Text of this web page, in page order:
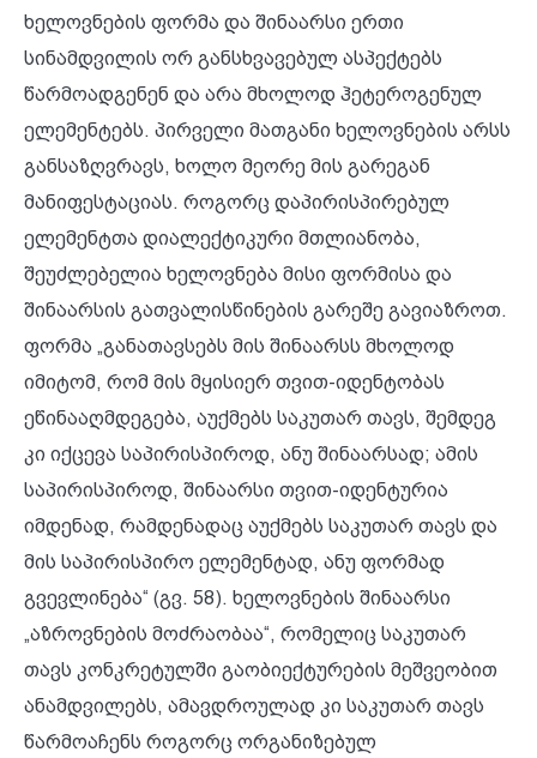
ხელოვნების ფორმა და შინაარსი ერთი
სინამდვილის ორ განსხვავებულ ასპექტებს
წარმოადგენენ და არა მხოლოდ ჰეტეროგენულ
ელემენტებს. პირველი მათგანი ხელოვნების არსს
განსაზღვრავს, ხოლო მეორე მის გარეგან
მანიფესტაციას. როგორც დაპირისპირებულ
ელემენტთა დიალექტიკური მთლიანობა,
შეუძლებელია ხელოვნება მისი ფორმისა და
შინაარსის გათვალისწინების გარეშე გავიაზროთ.
ფორმა „განათავსებს მის შინაარსს მხოლოდ
იმიტომ, რომ მის მყისიერ თვით-იდენტობას
ეწინააღმდეგება, აუქმებს საკუთარ თავს, შემდეგ
კი იქცევა საპირისპიროდ, ანუ შინაარსად; ამის
საპირისპიროდ, შინაარსი თვით-იდენტურია
იმდენად, რამდენადაც აუქმებს საკუთარ თავს და
მის საპირისპირო ელემენტად, ანუ ფორმად
გვევლინება“ (გვ. 58). ხელოვნების შინაარსი
„აზროვნების მოძრაობაა“, რომელიც საკუთარ
თავს კონკრეტულში გაობიექტურების მეშვეობით
ანამდვილებს, ამავდროულად კი საკუთარ თავს
წარმოაჩენს როგორც ორგანიზებულ